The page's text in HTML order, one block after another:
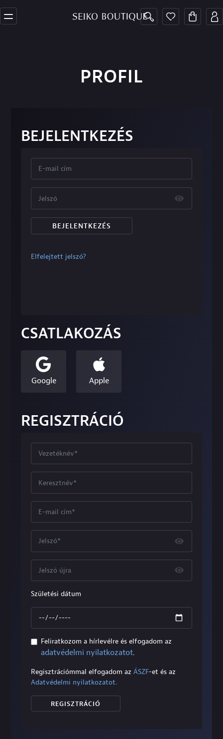
PROFIL
BEJELENTKEZÉS
BEJELENTKEZÉS
Elfelejtett jelszó?
CSATLAKOZÁS
Google Apple
REGISZTRÁCIÓ
Születési dátum
Feliratkozom a hírlevélre és elfogadom az
adatvédelmi nyilatkozatot.
Regisztrációmmal elfogadom azÁSZF-et és az
Adatvédelmi nyilatkozatot.
REGISZTRÁCIÓ